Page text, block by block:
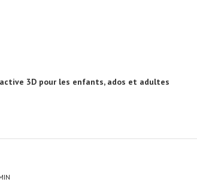
3D pour les enfants, ados et adultes